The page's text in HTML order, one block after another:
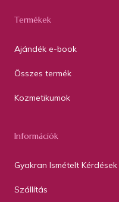
Termékek
Ajándék e-book
Összes termék
Kozmetikumok
Információk
Gyakran Ismételt Kérdések
Szállítás